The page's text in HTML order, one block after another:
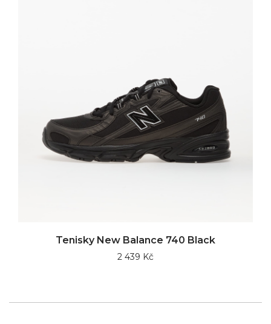
Tenisky New Balance 740 Black
2 439 Kč